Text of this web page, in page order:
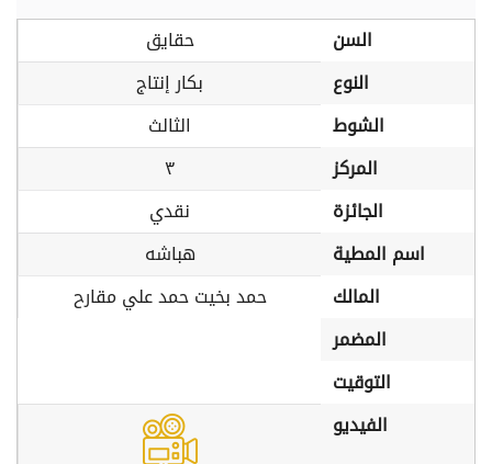
السن
حقايق
النوع
بكار إنتاج
الشوط
الثالث
المركز
٣
الجائزة
نقدي
اسم المطية
هباشه
المالك
حمد بخيت حمد علي مقارح
المضمر
التوقيت
الفيديو